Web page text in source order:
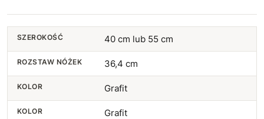
SZEROKOŚĆ 40 cm lub 55 cm
ROZSTAW NÓŻEK 36,4 cm
KOLOR Grafit
KOLOR Grafit